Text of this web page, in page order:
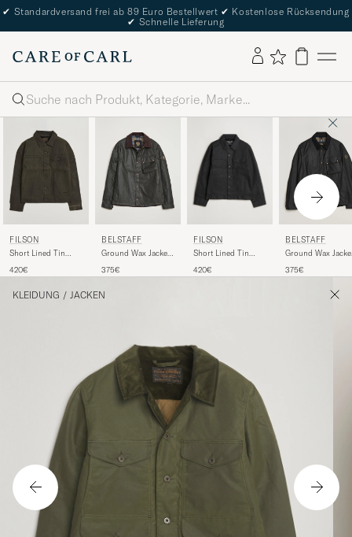
✔ Standardversand frei ab 89 Euro Bestellwert ✔ Kostenlose Rücksendung
✔ Schnelle Lieferung
Suche
FILSON
Short Lined Tin
Beluga
420€
BELSTAFF
Ground Wax Jacket
375€
FILSON
Short Lined Tin
420€
BELSTAFF
Ground Wax
375€
KLEIDUNG / JACKEN